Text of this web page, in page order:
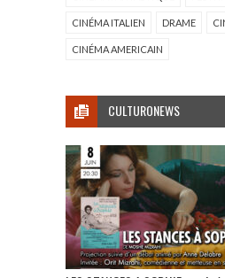
CINÉMA ITALIEN DRAME
CINÉMA AMERICAIN
CULTURONEWS